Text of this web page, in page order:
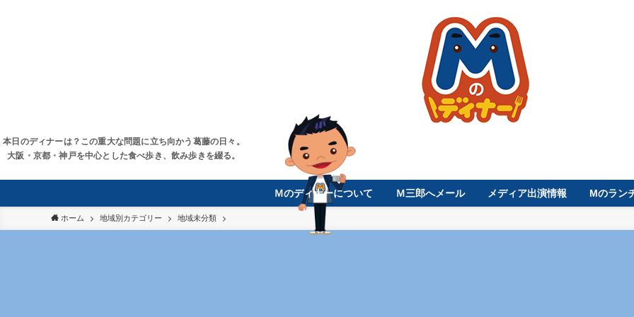
本日のディナーは？この重大な問題に立ち向かう葛藤の日々。
大阪・京都・神戸を中心とした食べ歩き、飲み歩きを綴る。
Ｍのディナーについて Ｍ三郎へメール メディア出演情報 Mのラン
ホーム 地域別カテゴリー 地域未分類